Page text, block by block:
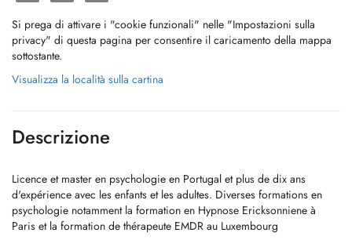
Si prega di attivare i "cookie funzionali" nelle "Impostazioni sulla
privacy" di questa pagina per consentire il caricamento della mappa
sottostante.
Visualizza la località sulla cartina
Descrizione
Licence et master en psychologie en Portugal et plus de dix ans
d'expérience avec les enfants et les adultes. Diverses formations en
psychologie notamment la formation en Hypnose Ericksonniene à
Paris et la formation de thérapeute EMDR au Luxembourg